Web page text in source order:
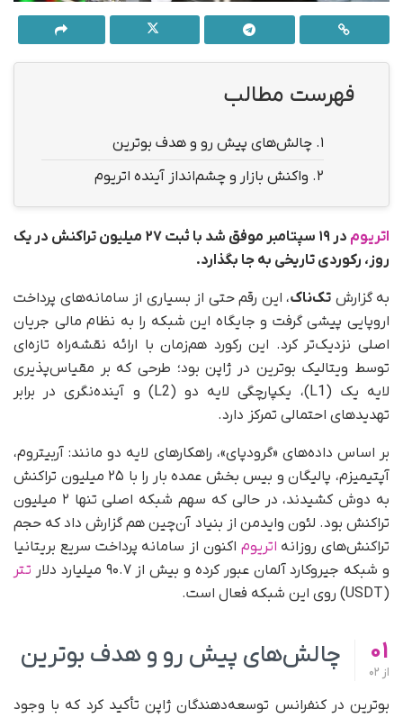
فهرست مطالب
1. چالش‌های پیش رو و هدف بوترین
2. واکنش بازار و چشم‌انداز آینده اتریوم
اتریوم
در ۱۹ سپتامبر موفق شد با ثبت ‌۲۷ میلیون تراکنش در یک
روز، رکوردی تاریخی به جا بگذارد.
به گزارش تک‌ناک، این رقم حتی از بسیاری از سامانه‌های پرداخت
اروپایی پیشی گرفت و جایگاه این شبکه را به نظام مالی جریان
اصلی نزدیک‌تر کرد. این رکورد هم‌زمان با ارائه نقشه‌راه تازه‌ای
توسط ویتالیک بوترین در ژاپن بود؛ طرحی که بر مقیاس‌پذیری
لایه یک (L1)، یکپارچگی لایه دو (L2) و آینده‌نگری در برابر
تهدیدهای احتمالی تمرکز دارد.
بر اساس داده‌های «گرودپای»، راهکارهای لایه دو مانند: آربیتروم،
آپتیمیزم، پالیگان و بیس بخش عمده بار را با ‌۲۵ میلیون تراکنش
به دوش کشیدند، در حالی‌ که سهم شبکه اصلی تنها ‌۲ میلیون
تراکنش بود. لئون وایدمن از بنیاد آن‌چین هم گزارش داد که حجم
تراکنش‌های روزانه اتریوم اکنون از سامانه پرداخت سریع بریتانیا
و شبکه جیروکارد آلمان عبور کرده و بیش از ‌۹۰.۷ میلیارد دلار
تتر
(USDT) روی این شبکه فعال است.
01
از
چالش‌های پیش رو و هدف بوترین
بوترین در کنفرانس توسعه‌دهندگان ژاپن تأکید کرد که با وجود